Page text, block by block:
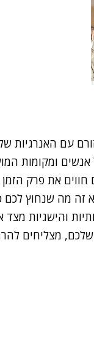
עם האנרגיות של
ומקומות
חווים את פרק
זה מה שנחוץ לכם
והישגיות
מצליחים